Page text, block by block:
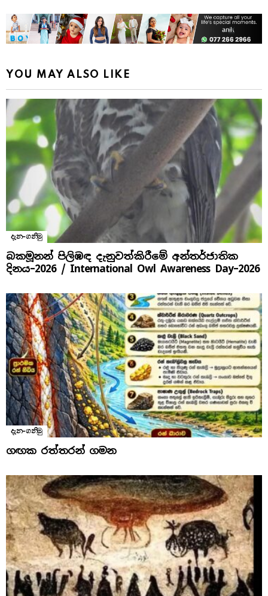
YOU MAY ALSO LIKE
දැන-ගනිමු
බකමූනන් පිලිඹඳ දැනුවත්කිරීමේ අන්තර්ජාතික
දිනය​–2026 / International Owl Awareness Day–2026
දැන-ගනිමු
ගඟක රත්තරන් ගමන